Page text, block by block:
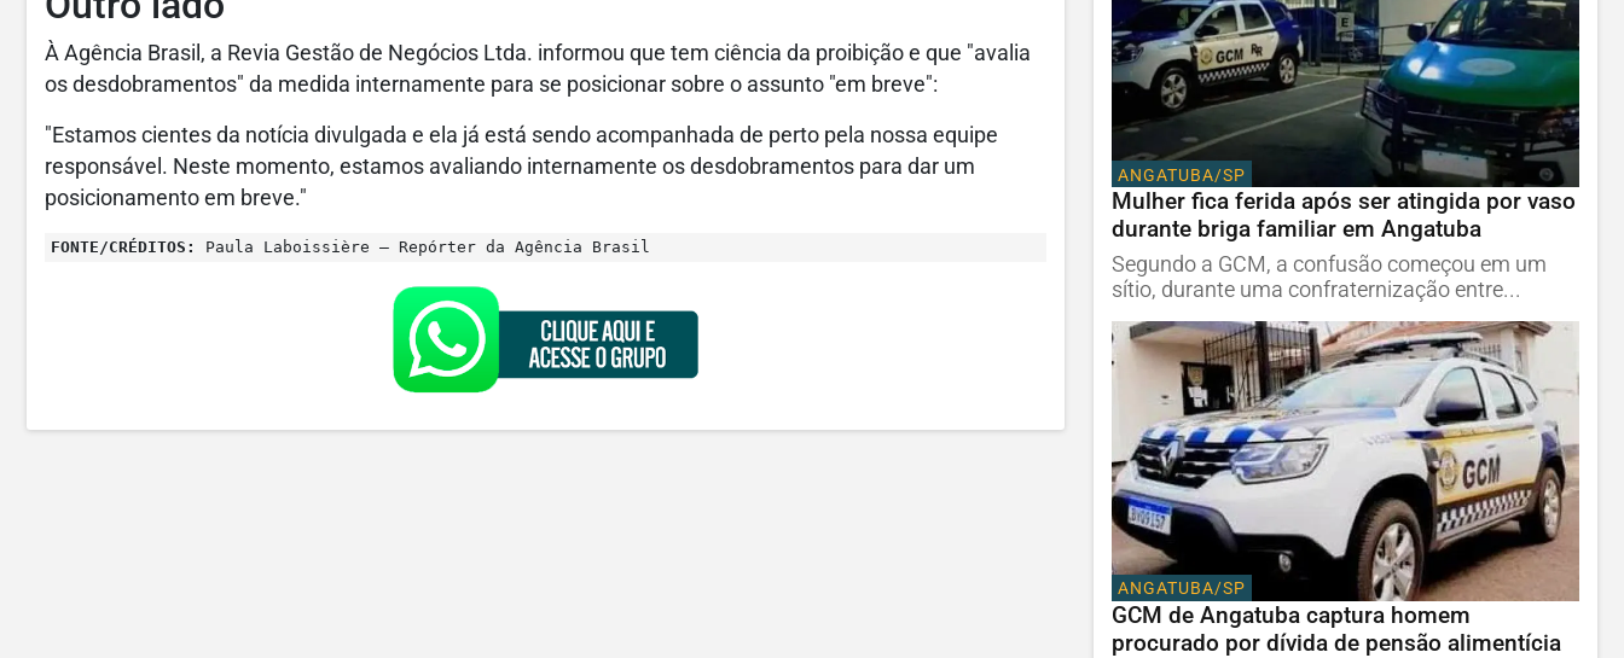
À Agência Brasil, a Revia Gestão de Negócios Ltda. informou que tem ciência da proibição e que "avalia
os desdobramentos" da medida internamente para se posicionar sobre o assunto "em breve":
"Estamos cientes da notícia divulgada e ela já está sendo acompanhada de perto pela nossa equipe
responsável. Neste momento, estamos avaliando internamente os desdobramentos para dar um
posicionamento em breve."
FONTE/CRÉDITOS: Paula Laboissière – Repórter da Agência Brasil
ANGATUBA/SP
Mulher fica ferida após ser atingida por vaso
durante briga familiar em Angatuba
Segundo a GCM, a confusão começou em um
sítio, durante uma confraternização entre...
ANGATUBA/SP
GCM de Angatuba captura homem
procurado por dívida de pensão alimentícia